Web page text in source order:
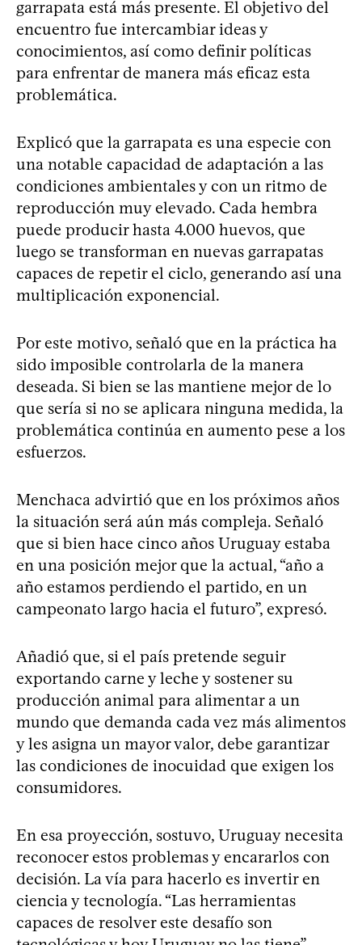
garrapata está más presente. El objetivo del
encuentro fue intercambiar ideas y
conocimientos, así como definir políticas
para enfrentar de manera más eficaz esta
problemática.
Explicó que la garrapata es una especie con
una notable capacidad de adaptación a las
condiciones ambientales y con un ritmo de
reproducción muy elevado. Cada hembra
puede producir hasta 4.000 huevos, que
luego se transforman en nuevas garrapatas
capaces de repetir el ciclo, generando así una
multiplicación exponencial.
Por este motivo, señaló que en la práctica ha
sido imposible controlarla de la manera
deseada. Si bien se las mantiene mejor de lo
que sería si no se aplicara ninguna medida, la
problemática continúa en aumento pese a los
esfuerzos.
Menchaca advirtió que en los próximos años
la situación será aún más compleja. Señaló
que si bien hace cinco años Uruguay estaba
en una posición mejor que la actual, “año a
año estamos perdiendo el partido, en un
campeonato largo hacia el futuro”, expresó.
Añadió que, si el país pretende seguir
exportando carne y leche y sostener su
producción animal para alimentar a un
mundo que demanda cada vez más alimentos
y les asigna un mayor valor, debe garantizar
las condiciones de inocuidad que exigen los
consumidores.
En esa proyección, sostuvo, Uruguay necesita
reconocer estos problemas y encararlos con
decisión. La vía para hacerlo es invertir en
ciencia y tecnología. “Las herramientas
capaces de resolver este desafío son